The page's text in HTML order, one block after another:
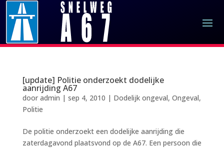
[update] Politie onderzoekt dodelijke
aanrijding A67
door admin | sep 4, 2010 | Dodelijk ongeval, Ongeval,
Politie
De politie onderzoekt een dodelijke aanrijding die
zaterdagavond plaatsvond op de A67. Een persoon die